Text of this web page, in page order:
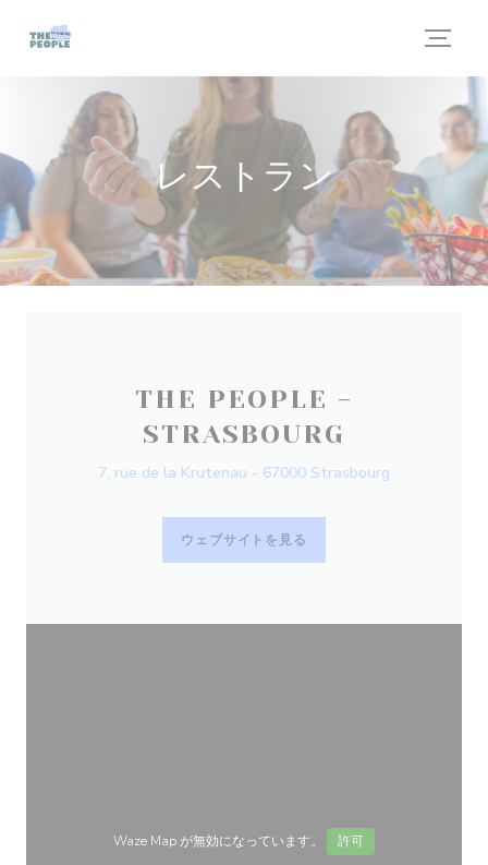
レストラン
THE PEOPLE -
STRASBOURG
7, rue de la Krutenau - 67000 Strasbourg
ウェブサイトを見る
Waze Map が無効になっています。 許可